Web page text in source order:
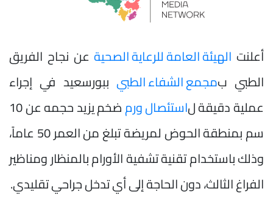
أعلنت الهيئة العامة للرعاية الصحيةعن نجاح الفريق
الطبي بمجمع الشفاء الطبي ببورسعيد في إجراء
عملية دقيقة لاستئصال ورم
ضخم يزيد حجمه عن 10
سم بمنطقة الحوض لمريضة تبلغ من العمر 50 عاماً،
وذلك باستخدام تقنية تشفية الأورام بالمنظار ومناظير
الفراغ الثالث، دون الحاجة إلى أي تدخل جراحي تقليدي.